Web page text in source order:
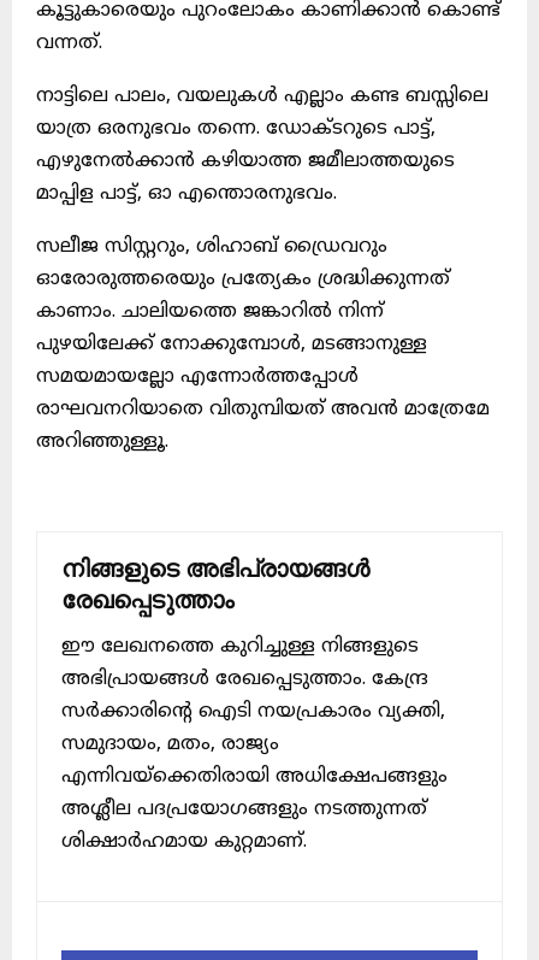
കൂട്ടുകാരെയും പുറംലോകം കാണിക്കാന്‍ കൊണ്ട്‌
വന്നത്‌.
നാട്ടിലെ പാലം, വയലുകള്‍ എല്ലാം കണ്ട ബസ്സിലെ
യാത്ര ഒരനുഭവം തന്നെ. ഡോക്ടറുടെ പാട്ട്‌,
എഴുനേല്‍ക്കാന്‍ കഴിയാത്ത ജമീലാത്തയുടെ
മാപ്പിള പാട്ട്‌, ഓ എന്തൊരനുഭവം.
സലീജ സിസ്റ്ററും, ശിഹാബ്‌ ഡ്രൈവറും
ഓരോരുത്തരെയും പ്രത്യേകം ശ്രദ്ധിക്കുന്നത്‌
കാണാം. ചാലിയത്തെ ജങ്കാറില്‍ നിന്ന്‌
പുഴയിലേക്ക്‌ നോക്കുമ്പോള്‍, മടങ്ങാനുള്ള
സമയമായല്ലോ എന്നോര്‍ത്തപ്പോള്‍
രാഘവനറിയാതെ വിതുമ്പിയത്‌ അവന്‍ മാത്രേമേ
അറിഞ്ഞുള്ളൂ.
നിങ്ങളുടെ അഭിപ്രായങ്ങൾ
രേഖപ്പെടുത്താം
ഈ ലേഖനത്തെ കുറിച്ചുള്ള നിങ്ങളുടെ
അഭിപ്രായങ്ങൾ രേഖപ്പെടുത്താം. കേന്ദ്ര
സർക്കാരിന്റെ ഐടി നയപ്രകാരം വ്യക്തി,
സമുദായം, മതം, രാജ്യം
എന്നിവയ്ക്കെതിരായി അധിക്ഷേപങ്ങളും
അശ്ലീല പദപ്രയോഗങ്ങളും നടത്തുന്നത്
ശിക്ഷാർഹമായ കുറ്റമാണ്.